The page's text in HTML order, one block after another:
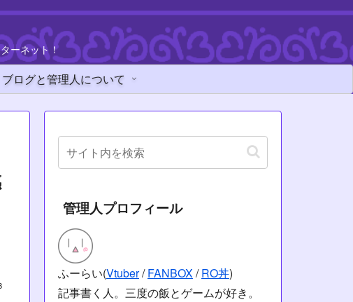
ーネット！
ブログと管理人について
管理人プロフィール
ふーらい(Vtuber/FANBOX/RO丼)
記事書く人。三度の飯とゲームが好き。